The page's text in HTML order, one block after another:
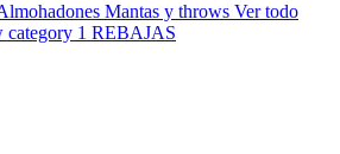
Mantas y throws Ver todo
REBAJAS